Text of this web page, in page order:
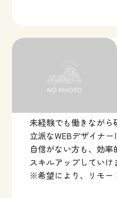
未経験でも働きながら
立派なWEBデザイナ
自信がない方も、効率
スキルアップしていけ
※希望により、リモー